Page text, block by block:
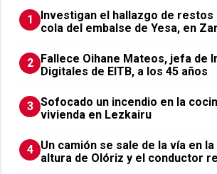
1
Investigan el hallazgo de restos
cola del embalse de Yesa, en
2 Fallece Oihane Mateos, jefa de
Digitales de EITB, a los 45 años
3 Sofocado un incendio en la
vivienda en Lezkairu
4 Un camión se sale de la vía en la
altura de Olóriz y el conductor